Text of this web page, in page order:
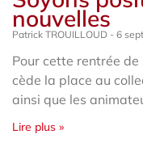
nouvelles
Patrick TROUILLOUD 6
Pour cette rentrée
cède la place au
ainsi que les
Lire plus »